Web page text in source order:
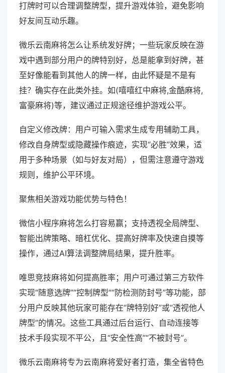
打牌时可以合理调整牌型，提升游戏体验，避免影响
好友间互动乐趣。
微乐云南麻将怎么让系统发好牌；一些玩家反映在游
戏中遇到部分用户的牌特别好，总是能拿到好牌，甚
至好像能看到其他人的牌一样，由此怀疑是不是有
挂？确实存在此类外挂。如(嘻嘻红中麻将,金酷麻将,
富豪麻将)等，建议通过正规途径维护游戏公平。
自定义修改牌：用户可输入需求生成专用辅助工具，
修改自身牌型或隐藏操作痕迹，实现“必胜”效果，适
用于多种场景（如与好友对局），但需注意遵守游戏
规则，维护公平环境。
聚焦相关游戏功能优势与特色！
微信小程序麻将怎么打容易赢；支持透视全局牌型、
智能出牌策略、暗杠优化、提高好牌率及快速自摸等
操作，通过AI算法调整牌局结果，提升胜率。
唯思竞技麻将如何提高胜率；用户可通过第三方软件
实现“随意选牌”“控制牌型”“防检测防封号”等功能，部
分用户反映其他玩家可能存在“牌特别好”或“透视他人
牌型”的情况。这些工具通过后台运行、自动连接等
技术手段实现不平公，且“安全性高”“不被封号”。
微乐云南麻将专为云南麻将爱好者打造，集全省特色